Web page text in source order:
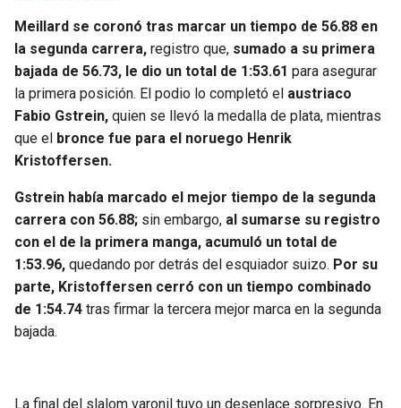
Meillard se coronó tras marcar un tiempo de 56.88 en
la segunda carrera, registro que, sumado a su primera
bajada de 56.73, le dio un total de 1:53.61 para asegurar
la primera posición. El podio lo completó el austriaco
Fabio Gstrein, quien se llevó la medalla de plata, mientras
que el bronce fue para el noruego Henrik
Kristoffersen.
Gstrein había marcado el mejor tiempo de la segunda
carrera con 56.88; sin embargo, al sumarse su registro
con el de la primera manga, acumuló un total de
1:53.96, quedando por detrás del esquiador suizo. Por su
parte, Kristoffersen cerró con un tiempo combinado
de 1:54.74 tras firmar la tercera mejor marca en la segunda
bajada.
La final del slalom varonil tuvo un desenlace sorpresivo. En